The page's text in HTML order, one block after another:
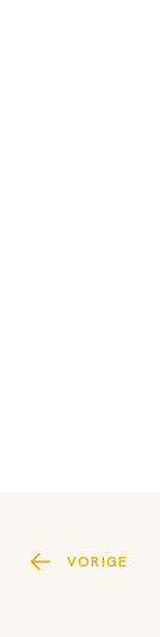
VORIGE